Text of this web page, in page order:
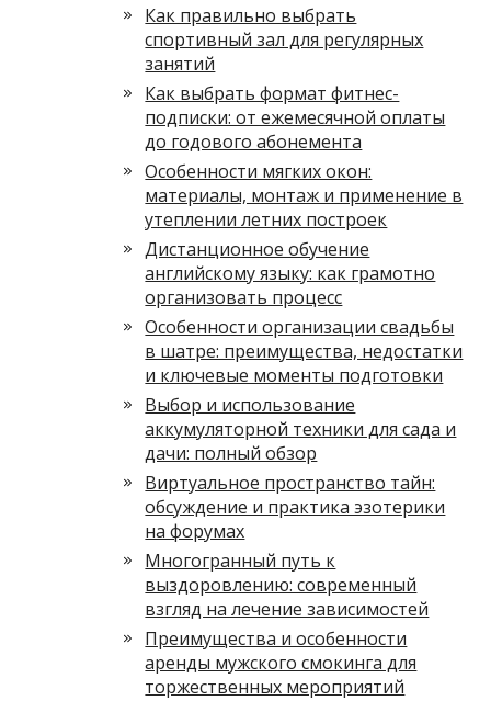
Как правильно выбрать
спортивный зал для регулярных
занятий
Как выбрать формат фитнес-
подписки: от ежемесячной оплаты
до годового абонемента
Особенности мягких окон:
материалы, монтаж и применение в
утеплении летних построек
Дистанционное обучение
английскому языку: как грамотно
организовать процесс
Особенности организации свадьбы
в шатре: преимущества, недостатки
и ключевые моменты подготовки
Выбор и использование
аккумуляторной техники для сада и
дачи: полный обзор
Виртуальное пространство тайн:
обсуждение и практика эзотерики
на форумах
Многогранный путь к
выздоровлению: современный
взгляд на лечение зависимостей
Преимущества и особенности
аренды мужского смокинга для
торжественных мероприятий